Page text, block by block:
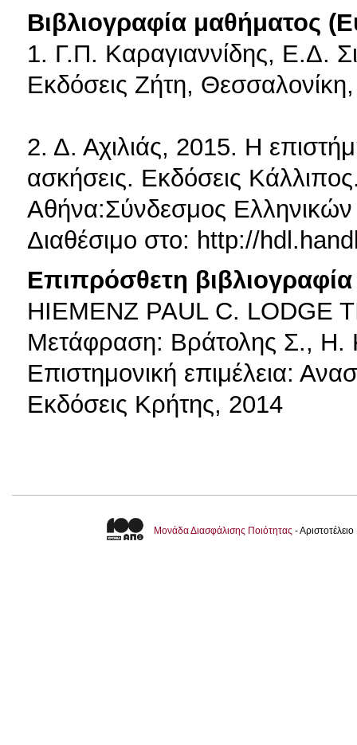
Βιβλιογραφία μαθήματος
1. Γ.Π. Καραγιαννίδης, Ε.Δ.
Εκδόσεις Ζήτη,
2. Δ. Αχιλιάς, 2015. Η
ασκήσεις. Εκδόσεις
Αθήνα:Σύνδεσμος
Διαθέσιμο στο: http://
Επιπρόσθετη βιβλιογραφία
HIEMENZ PAUL C.
Μετάφραση: Βράτολης Σ., Η.
Επιστημονική επιμέλεια:
Εκδόσεις Κρήτης, 2014
Μονάδα Διασφάλισης Ποιότητας -